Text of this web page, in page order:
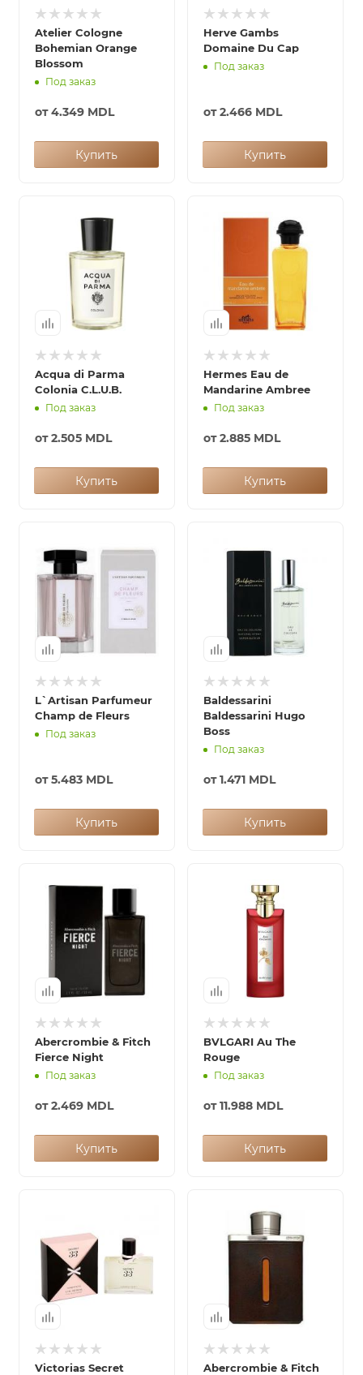
Atelier Cologne
Bohemian Orange
Blossom
Под заказ
от4.349 MDL
Купить
Herve Gambs
Domaine Du Cap
Под заказ
от2.466 MDL
Купить
Acqua di Parma
Colonia C.L.U.B.
Под заказ
от2.505 MDL
Купить
Hermes Eau de
Mandarine Ambree
Под заказ
от2.885 MDL
Купить
L`Artisan Parfumeur
Champ de Fleurs
Под заказ
от5.483 MDL
Купить
Baldessarini
Baldessarini Hugo
Boss
Под заказ
от1.471 MDL
Купить
Abercrombie & Fitch
Fierce Night
Под заказ
от2.469 MDL
Купить
BVLGARI Au The
Rouge
Под заказ
от11.988 MDL
Купить
Victorias Secret
Abercrombie & Fitch